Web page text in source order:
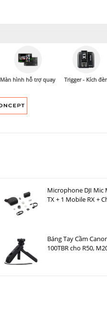
Màn hình hỗ trợ quay Trigger - Kích
Microphone DJI Mic
TX + 1 Mobile RX +
Báng Tay Cầm
100TBR cho R50,